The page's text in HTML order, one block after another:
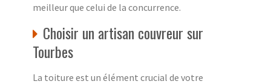
meilleur que celui de la concurrence.
Choisir un artisan couvreur sur
Tourbes
La toiture est un élément crucial de votre